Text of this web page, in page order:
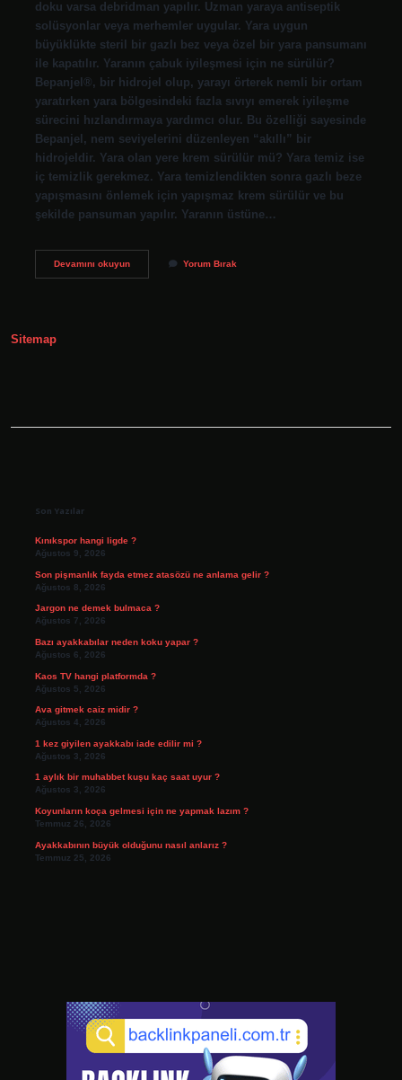
doku varsa debridman yapılır. Uzman yaraya antiseptik
solüsyonlar veya merhemler uygular. Yara uygun
büyüklükte steril bir gazlı bez veya özel bir yara pansumanı
ile kapatılır. Yaranın çabuk iyileşmesi için ne sürülür?
Bepanjel®, bir hidrojel olup, yarayı örterek nemli bir ortam
yaratırken yara bölgesindeki fazla sıvıyı emerek iyileşme
sürecini hızlandırmaya yardımcı olur. Bu özelliği sayesinde
Bepanjel, nem seviyelerini düzenleyen “akıllı” bir
hidrojeldir. Yara olan yere krem sürülür mü? Yara temiz ise
iç temizlik gerekmez. Yara temizlendikten sonra gazlı beze
yapışmasını önlemek için yapışmaz krem ​​sürülür ve bu
şekilde pansuman yapılır. Yaranın üstüne…
Devamını okuyunYaranın
Yorum Bırak
Sitemap
Son Yazılar
Kınıkspor hangi ligde ?
Ağustos 9, 2026
Son pişmanlık fayda etmez atasözü ne anlama gelir ?
Ağustos 8, 2026
Jargon ne demek bulmaca ?
Ağustos 7, 2026
Bazı ayakkabılar neden koku yapar ?
Ağustos 6, 2026
Kaos TV hangi platformda ?
Ağustos 5, 2026
Ava gitmek caiz midir ?
Ağustos 4, 2026
1 kez giyilen ayakkabı iade edilir mi ?
Ağustos 3, 2026
1 aylık bir muhabbet kuşu kaç saat uyur ?
Ağustos 3, 2026
Koyunların koça gelmesi için ne yapmak lazım ?
Temmuz 26, 2026
Ayakkabının büyük olduğunu nasıl anlarız ?
Temmuz 25, 2026